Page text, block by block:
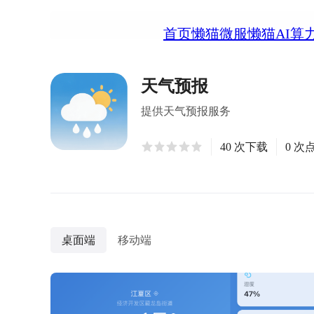
首页懒猫微服懒猫AI算
天气预报
提供天气预报服务
40 次下载 0 次
桌面端 移动端